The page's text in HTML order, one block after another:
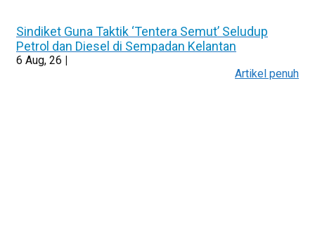
Sindiket Guna Taktik ‘Tentera Semut’ Seludup
Petrol dan Diesel di Sempadan Kelantan
6 Aug, 26 |
Artikel penuh